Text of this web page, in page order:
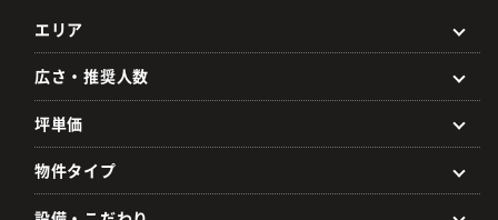
エリア
広さ・推奨人数
坪単価
物件タイプ